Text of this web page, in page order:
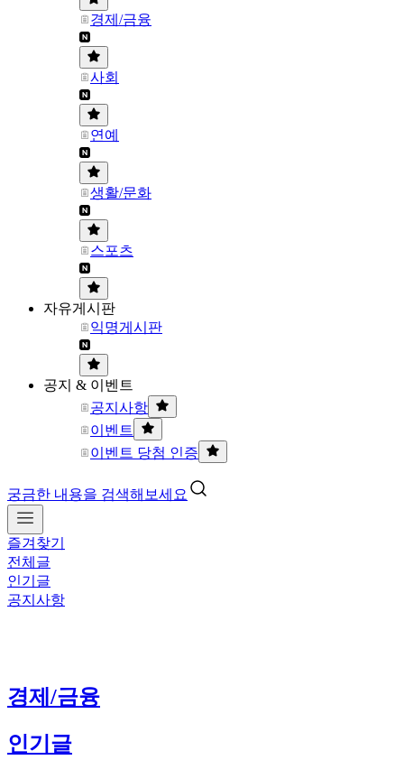
경제/금융
사회
연예
생활/문화
스포츠
자유게시판
익명게시판
공지 & 이벤트
공지사항
이벤트
이벤트 당첨 인증
궁금한 내용을 검색해보세요
즐겨찾기
전체글
인기글
공지사항
경제/금융
인기글